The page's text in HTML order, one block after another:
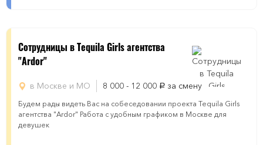
Сотрудницы в Tequila Girls агентства
"Ardor"
в Москве и МО 8 000 - 12 000 руб. за смену
Будем рады видеть Вас на собеседовании проекта Tequila Girls
агентства "Ardor" Работа с удобным графиком в Москве для
девушек